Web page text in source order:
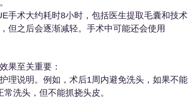
手术大约耗时8小时，包括医生提取毛囊和技术
但之后会逐渐减轻。手术中可能还会使用
果至关重要：
理说明。例如，术后1周内避免洗头，如果不能
洗头，但不能抓挠头皮。